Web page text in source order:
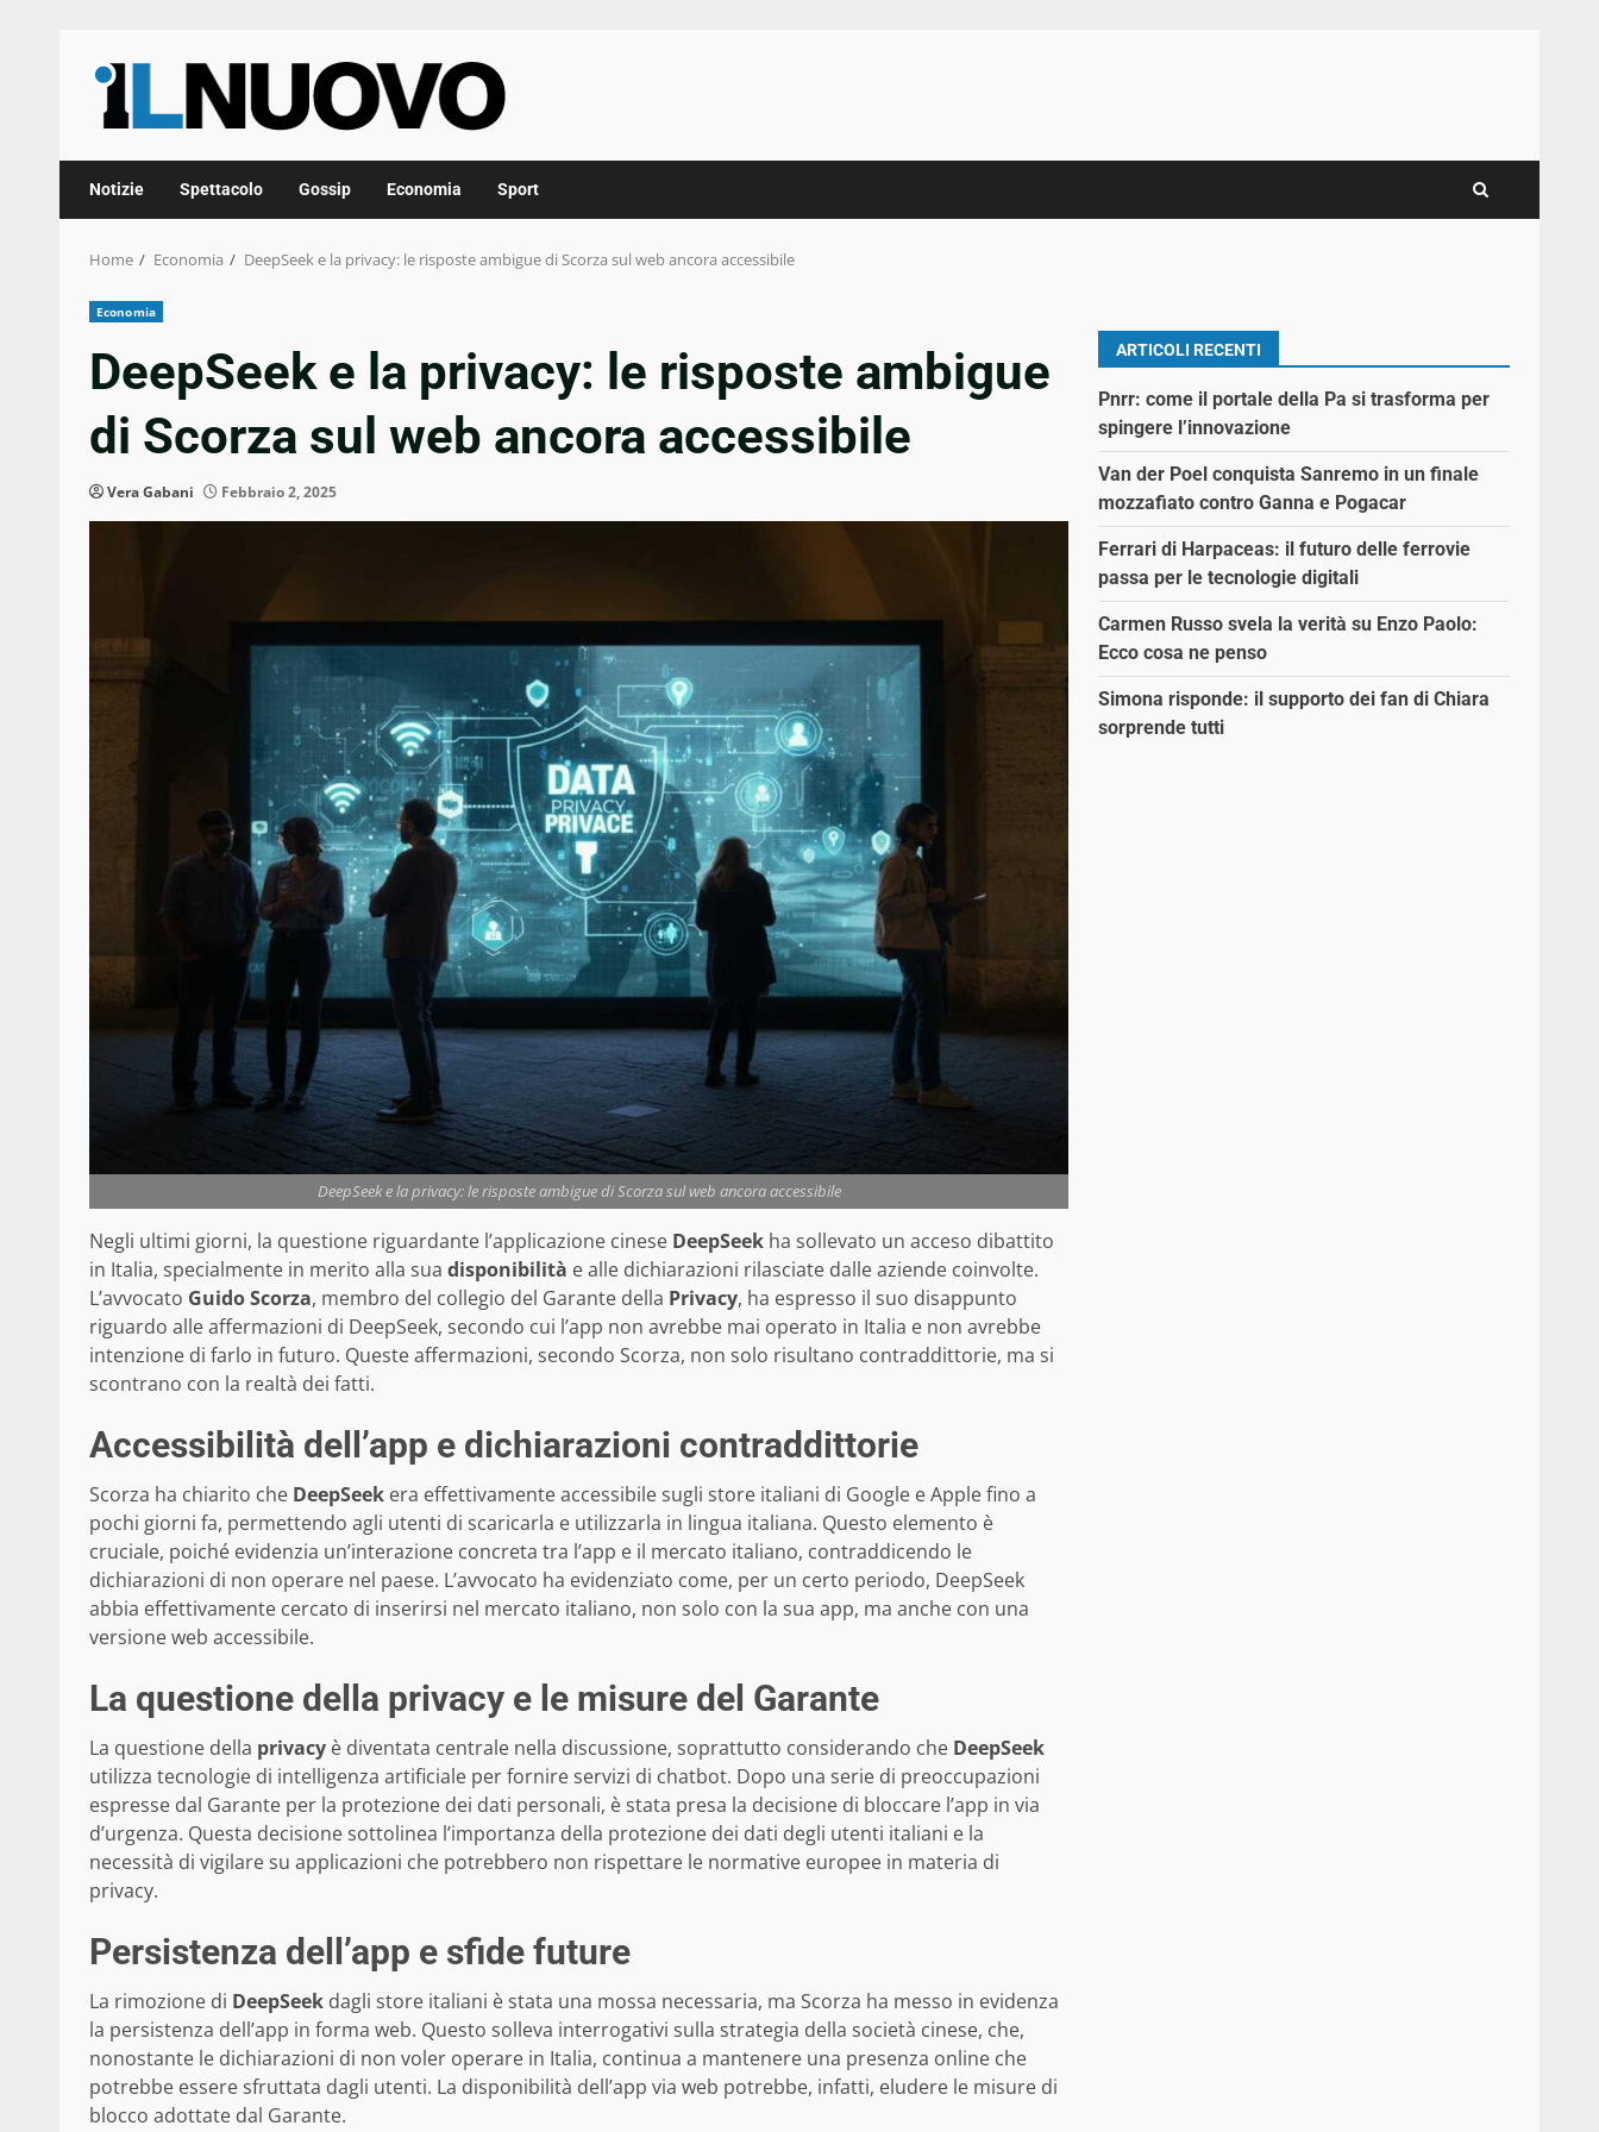
Notizie Spettacolo Gossip Economia Sport
Home Economia DeepSeek e la privacy: le risposte ambigue di Scorza sul web ancora accessibile
Economia
DeepSeek e la privacy: le risposte ambigue
di Scorza sul web ancora accessibile
Vera Gabani Febbraio 2, 2025
DeepSeek e la privacy: le risposte ambigue di Scorza sul web ancora accessibile
Negli ultimi giorni, la questione riguardante l’applicazione cinese DeepSeek ha sollevato un acceso dibattito
in Italia, specialmente in merito alla sua disponibilità e alle dichiarazioni rilasciate dalle aziende coinvolte.
L’avvocato Guido Scorza, membro del collegio del Garante della Privacy, ha espresso il suo disappunto
riguardo alle affermazioni di DeepSeek, secondo cui l’app non avrebbe mai operato in Italia e non avrebbe
intenzione di farlo in futuro. Queste affermazioni, secondo Scorza, non solo risultano contraddittorie, ma si
scontrano con la realtà dei fatti.
Accessibilità dell’app e dichiarazioni contraddittorie
Scorza ha chiarito che DeepSeek era effettivamente accessibile sugli store italiani di Google e Apple fino a
pochi giorni fa, permettendo agli utenti di scaricarla e utilizzarla in lingua italiana. Questo elemento è
cruciale, poiché evidenzia un’interazione concreta tra l’app e il mercato italiano, contraddicendo le
dichiarazioni di non operare nel paese. L’avvocato ha evidenziato come, per un certo periodo, DeepSeek
abbia effettivamente cercato di inserirsi nel mercato italiano, non solo con la sua app, ma anche con una
versione web accessibile.
La questione della privacy e le misure del Garante
La questione della privacy è diventata centrale nella discussione, soprattutto considerando che DeepSeek
utilizza tecnologie di intelligenza artificiale per fornire servizi di chatbot. Dopo una serie di preoccupazioni
espresse dal Garante per la protezione dei dati personali, è stata presa la decisione di bloccare l’app in via
d’urgenza. Questa decisione sottolinea l’importanza della protezione dei dati degli utenti italiani e la
necessità di vigilare su applicazioni che potrebbero non rispettare le normative europee in materia di
privacy.
Persistenza dell’app e sfide future
La rimozione di DeepSeek dagli store italiani è stata una mossa necessaria, ma Scorza ha messo in evidenza
la persistenza dell’app in forma web. Questo solleva interrogativi sulla strategia della società cinese, che,
nonostante le dichiarazioni di non voler operare in Italia, continua a mantenere una presenza online che
potrebbe essere sfruttata dagli utenti. La disponibilità dell’app via web potrebbe, infatti, eludere le misure di
blocco adottate dal Garante.
ARTICOLI RECENTI
Pnrr: come il portale della Pa si trasforma per
spingere l’innovazione
Van der Poel conquista Sanremo in un finale
mozzafiato contro Ganna e Pogacar
Ferrari di Harpaceas: il futuro delle ferrovie
passa per le tecnologie digitali
Carmen Russo svela la verità su Enzo Paolo:
Ecco cosa ne penso
Simona risponde: il supporto dei fan di Chiara
sorprende tutti